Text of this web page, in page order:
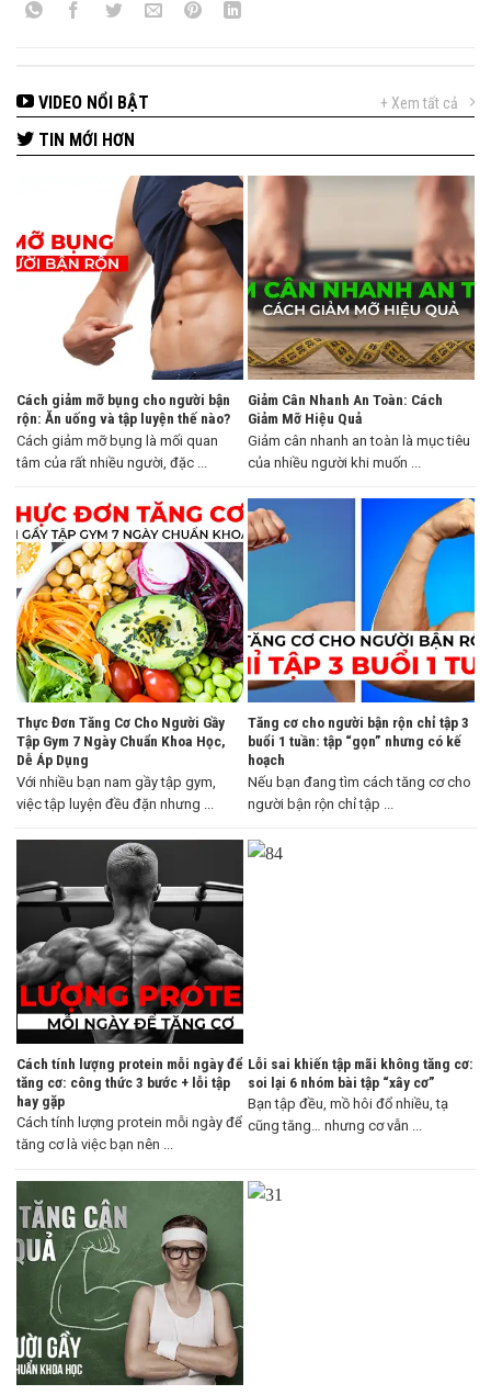
VIDEO NỔI BẬT + Xem tất cả
TIN MỚI HƠN
Cách giảm mỡ bụng cho người bận
rộn: Ăn uống và tập luyện thế nào?
Cách giảm mỡ bụng là mối quan
tâm của rất nhiều người, đặc ...
Giảm Cân Nhanh An Toàn: Cách
Giảm Mỡ Hiệu Quả
Giảm cân nhanh an toàn là mục tiêu
của nhiều người khi muốn ...
Thực Đơn Tăng Cơ Cho Người Gầy
Tập Gym 7 Ngày Chuẩn Khoa Học,
Dễ Áp Dụng
Với nhiều bạn nam gầy tập gym,
việc tập luyện đều đặn nhưng ...
Tăng cơ cho người bận rộn chỉ tập 3
buổi 1 tuần: tập “gọn” nhưng có kế
hoạch
Nếu bạn đang tìm cách tăng cơ cho
người bận rộn chỉ tập ...
Cách tính lượng protein mỗi ngày để
tăng cơ: công thức 3 bước + lỗi tập
hay gặp
Cách tính lượng protein mỗi ngày để
tăng cơ là việc bạn nên ...
Lỗi sai khiến tập mãi không tăng cơ:
soi lại 6 nhóm bài tập “xây cơ”
Bạn tập đều, mồ hôi đổ nhiều, tạ
cũng tăng… nhưng cơ vẫn ...